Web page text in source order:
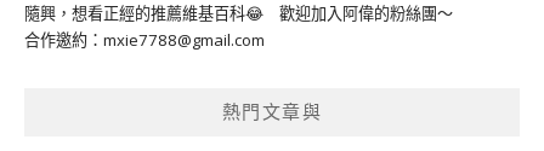
隨興，想看正經的推薦維基百科😂 歡迎加入阿偉的粉絲團～
合作邀約： mxie7788@gmail.com
熱門文章與